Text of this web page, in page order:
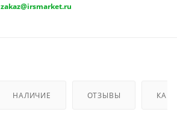
zakaz@irsmarket.ru
НАЛИЧИЕ ОТЗЫВЫ КАК